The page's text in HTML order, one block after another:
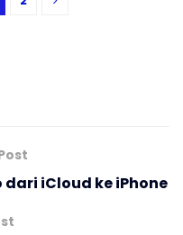
iCloud ke iPhone